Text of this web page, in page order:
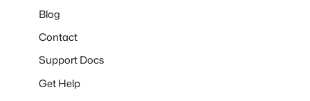
Blog
Contact
Support Docs
Get Help